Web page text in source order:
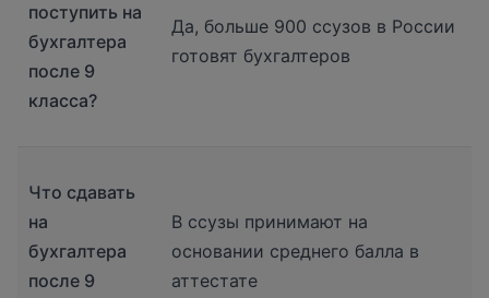
поступить на
бухгалтера
после 9
класса?
Да, больше 900 ссузов в России
готовят бухгалтеров
Что сдавать
на
бухгалтера
после 9
В ссузы принимают на
основании среднего балла в
аттестате